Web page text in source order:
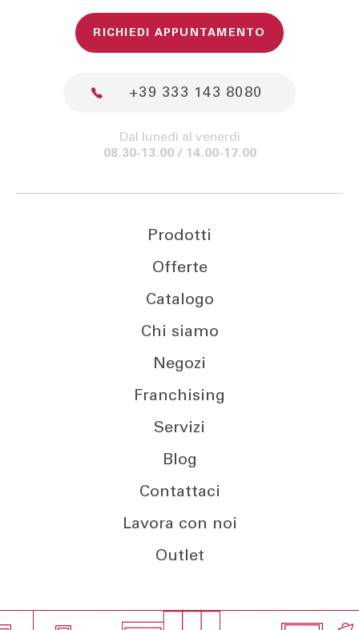
RICHIEDI APPUNTAMENTO
+39 333 143 8080
Dal lunedì al venerdì
08.30-13.00 / 14.00-17.00
Prodotti
Offerte
Catalogo
Chi siamo
Negozi
Franchising
Servizi
Blog
Contattaci
Lavora con noi
Outlet